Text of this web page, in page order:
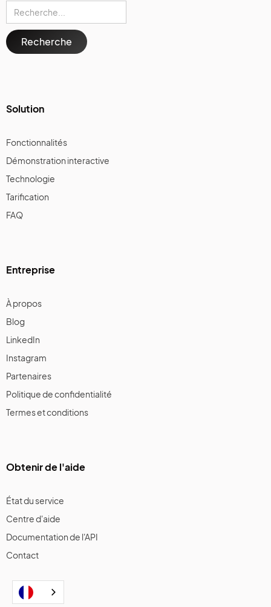
Solution
Fonctionnalités
Démonstration interactive
Technologie
Tarification
FAQ
Entreprise
À propos
Blog
LinkedIn
Instagram
Partenaires
Politique de confidentialité
Termes et conditions
Obtenir de l'aide
État du service
Centre d'aide
Documentation de l'API
Contact